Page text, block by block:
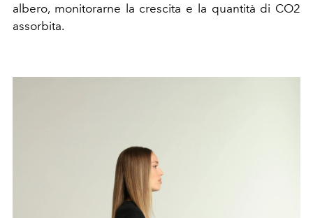
albero, monitorarne la crescita e la quantità di CO2
assorbita.